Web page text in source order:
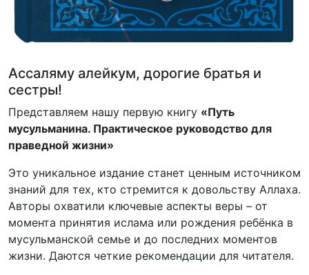
Ассаляму алейкум, дорогие братья и
сестры!
Представляем нашу первую книгу «Путь
мусульманина. Практическое руководство для
праведной жизни»
Это уникальное издание станет ценным источником
знаний для тех, кто стремится к довольству Аллаха.
Авторы охватили ключевые аспекты веры – от
момента принятия ислама или рождения ребёнка в
мусульманской семье и до последних моментов
жизни. Даются четкие рекомендации для читателя.